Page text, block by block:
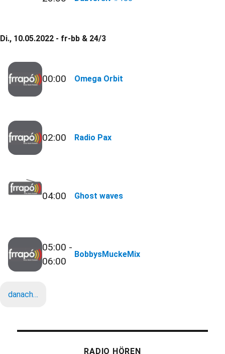
Di., 10.05.2022 - fr-bb & 24/3
00:00 Omega Orbit
02:00 Radio Pax
04:00 Ghost waves
05:00 -
06:00
BobbysMuckeMix
danach…
RADIO HÖREN